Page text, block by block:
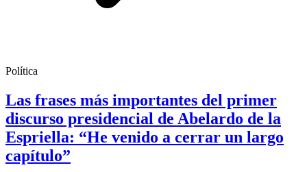
Política
Las frases más importantes del primer
discurso presidencial de Abelardo de la
Espriella: “He venido a cerrar un largo
capítulo”